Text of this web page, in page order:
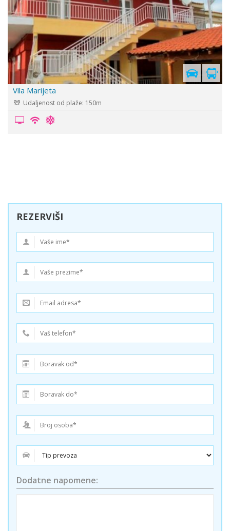
Vila Sunrise
Udaljenost od plaže: 200m
s
REZERVIŠI
Dodatne napomene: